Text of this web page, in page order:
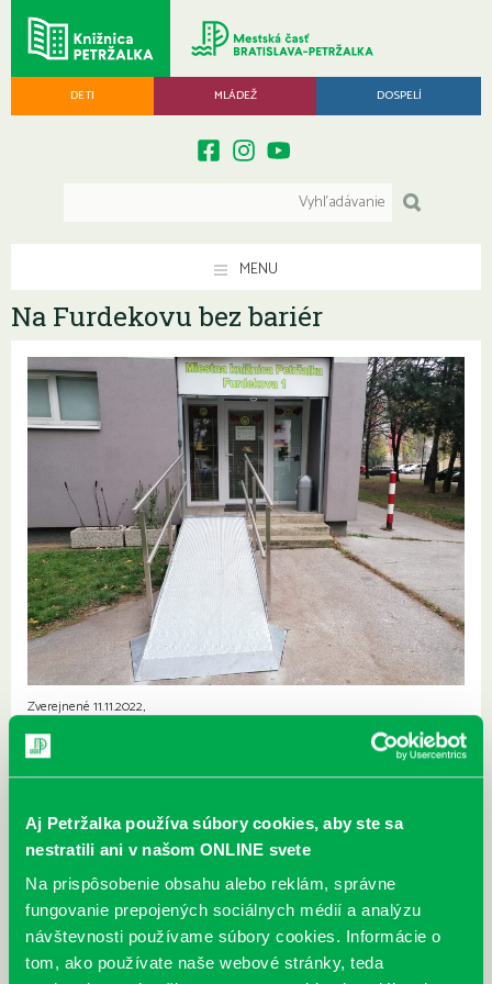
Aj Petržalka používa súbory cookies, aby ste sa
nestratili ani v našom ONLINE svete
Na prispôsobenie obsahu alebo reklám, správne
fungovanie prepojených sociálnych médií a analýzu
návštevnosti používame súbory cookies. Informácie o
tom, ako používate naše webové stránky, teda
DETI MLÁDEŽ DOSPELÍ
MENU
Na Furdekovu bez bariér
Zverejnené 11.11.2022,
Do knižnice na Furdekovej už aj s detským kočíkom, so zdravotnou
pomôckou- barlou či chodítkom alebo na vozíku.
Už žiadne bariéry.